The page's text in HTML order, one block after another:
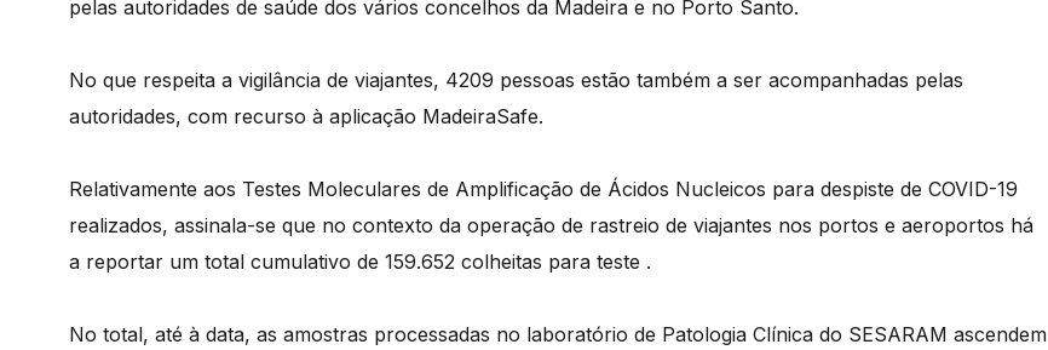
pelas autoridades de saúde dos vários concelhos da Madeira e no Porto Santo.
No que respeita a vigilância de viajantes, 4209 pessoas estão também a ser acompanhadas pelas
autoridades, com recurso à aplicação MadeiraSafe.
Relativamente aos Testes Moleculares de Amplificação de Ácidos Nucleicos para despiste de COVID-19
realizados, assinala-se que no contexto da operação de rastreio de viajantes nos portos e aeroportos há
a reportar um total cumulativo de 159.652 colheitas para teste .
No total, até à data, as amostras processadas no laboratório de Patologia Clínica do SESARAM ascendem